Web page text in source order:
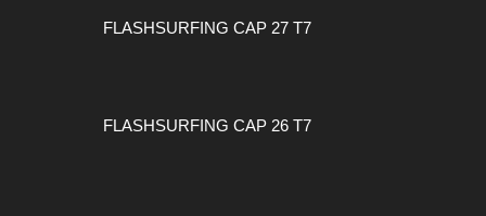
FLASHSURFING CAP 27 T7
FLASHSURFING CAP 26 T7